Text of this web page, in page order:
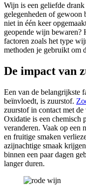
Wijn is een geliefde
gelegenheden of gewoon
niet in één keer
geopende wijn bewaren?
factoren zoals het type
methoden je gebruikt om
De impact van
Een van de belangrijkste
beïnvloedt, is zuurstof.
zuurstof in contact met
Oxidatie is een chemisch
veranderen. Vaak op een
en fruitige smaken
azijnachtige smaak
binnen een paar dagen
langer duren.